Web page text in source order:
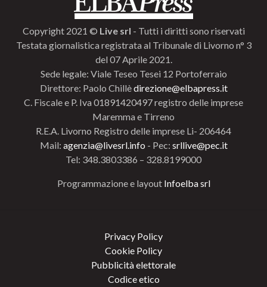
Copyright 2021 © Live srl - Tutti i diritti sono riservati
Testata giornalistica registrata al Tribunale di Livorno n° 3
del 07 Aprile 2021.
Sede legale: Viale Teseo Tesei 12 Portoferraio
Direttore: Paolo Chillèdirezione@elbapress.it
C. Fiscale e P. Iva 01891420497 registro delle imprese
Maremma e Tirreno
R.E.A. Livorno Registro delle imprese Li- 206464
Mail: agenzia@livesrl.info - Pec: srllive@pec.it
Tel: 348.3803386 – 328.8199000
Programmazione e layout Infoelba srl
Privacy Policy
Cookie Policy
Pubblicità elettorale
Codice etico